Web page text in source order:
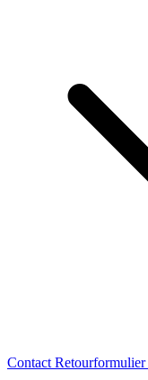
Contact Retourformulier